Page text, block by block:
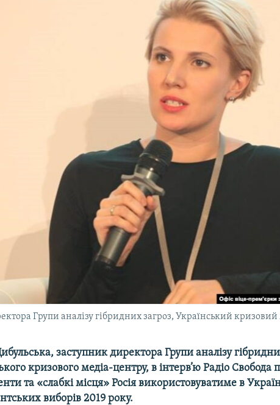
Групи аналізу гібридних загроз, Український
заступник директора Групи аналізу
кризового медіа-центру, в інтерв’ю Радіо Свобода
та «слабкі місця» Росія використовуватиме в
виборів 2019 року.